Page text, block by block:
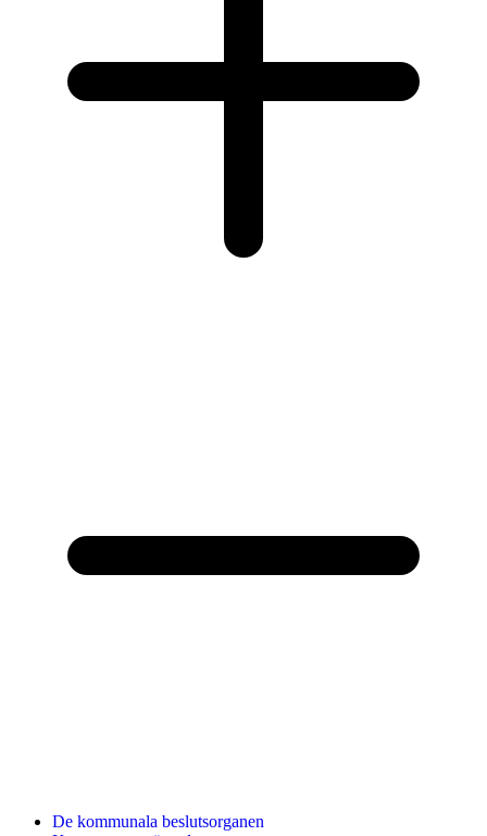
De kommunala beslutsorganen